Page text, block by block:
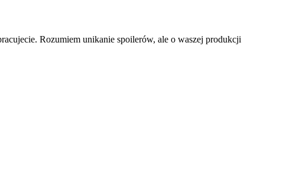
Rozumiem unikanie spoilerów, ale o waszej produkcji